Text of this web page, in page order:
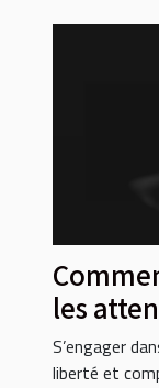
les
S’engager
liberté et